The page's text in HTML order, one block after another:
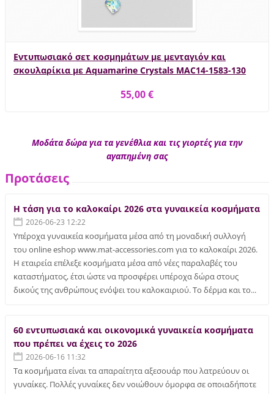
Εντυπωσιακό σετ κοσμημάτων με μενταγιόν και
σκουλαρίκια με Aquamarine Crystals MAC14-1583-130
55,00 €
Μοδάτα δώρα για τα γενέθλια και τις γιορτές για την
αγαπημένη σας
Προτάσεις
Η τάση για το καλοκαίρι 2026 στα γυναικεία κοσμήματα
2026-06-23 12:22
Υπέροχα γυναικεία κοσμήματα μέσα από τη μοναδική συλλογή
του online eshop www.mat-accessories.com για το καλοκαίρι 2026.
Η εταιρεία επέλεξε κοσμήματα μέσα από νέες παραλαβές του
καταστήματος, έτσι ώστε να προσφέρει υπέροχα δώρα στους
δικούς της ανθρώπους ενόψει του καλοκαιριού. Το δέρμα και το...
60 εντυπωσιακά και οικονομικά γυναικεία κοσμήματα
που πρέπει να έχεις το 2026
2026-06-16 11:32
Τα κοσμήματα είναι τα απαραίτητα αξεσουάρ που λατρεύουν οι
γυναίκες. Πολλές γυναίκες δεν νοιώθουν όμορφα σε οποιαδήποτε